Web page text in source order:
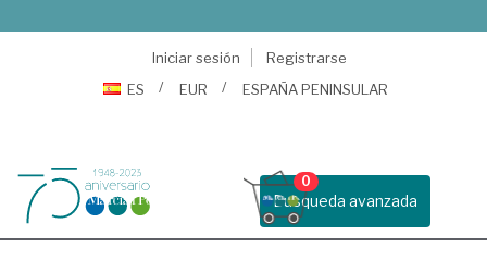
Iniciar sesión
Registrarse
ES
EUR ESPAÑA PENINSULAR
Busqueda avanzada
0